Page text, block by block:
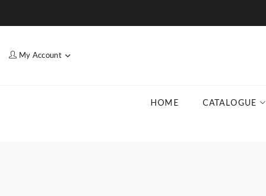
My Account
HOME CATALOGUE